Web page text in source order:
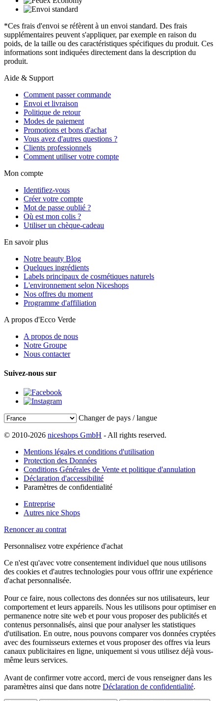
*Ces frais d'envoi se réfèrent à un envoi standard. Des frais
supplémentaires peuvent s'appliquer, par exemple en raison du
poids, de la taille ou des caractéristiques spécifiques du produit. Ces
informations sont indiquées directement dans la description du
produit.
Aide & Support
Comment passer commande
Envoi et livraison
Politique de retour
Modes de paiement
Promotions et bons d'achat
Vous avez d'autres questions ?
Clients professionnels
Comment utiliser votre compte
Mon compte
Identifiez-vous
Créer votre compte
Mot de passe oublié ?
Où est mon colis ?
Utiliser un chèque-cadeau
En savoir plus
Notre beauty Blog
Quelques ingrédients
Labels principaux de cosmétiques naturels
L'environnement selon Niceshops
Nos offres du moment
Programme d'affiliation
A propos d'Ecco Verde
A propos de nous
Notre Groupe
Nous contacter
Suivez-nous sur
Changer de pays / langue
© 2010-2026 niceshops GmbH - All rights reserved.
Mentions légales et conditions d'utilisation
Protection des Données
Conditions Générales de Vente et politique d'annulation
Déclaration d'accessibilité
Paramètres de confidentialité
Entreprise
Autres nice Shops
Renoncer au contrat
Personnalisez votre expérience d'achat
Ce n'est qu'avec votre consentement individuel que nous utilisons
des cookies et d'autres technologies pour vous offrir une expérience
d'achat personnalisée.
Pour ce faire, nous collectons des données sur nos utilisateurs, leur
comportement et leurs appareils. Nous les utilisons pour optimiser en
permanence notre site web et pour vous proposer des publicités et
contenus personnalisés, ainsi que pour analyser les statistiques
d'utilisation. En outre, nous pouvons comparer vos données cryptées
avec des fournisseurs externes et vous proposer des offres via leurs
canaux publicitaires en ligne, uniquement si vous utilisez déjà vous-
même leurs services.
Avant de confirmer votre accord, merci de vous renseigner dans les
paramètres ainsi que dans notre Déclaration de confidentialité.